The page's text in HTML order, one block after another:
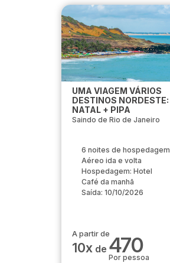
UMA VIAGEM VÁRIOS
DESTINOS NORDESTE:
NATAL + PIPA
Saindo de Rio de Janeiro
6 noites de hospedagem
Aéreo ida e volta
Hospedagem: Hotel
Café da manhã
Saída: 10/10/2026
A partir de
10x de 470
Por pessoa